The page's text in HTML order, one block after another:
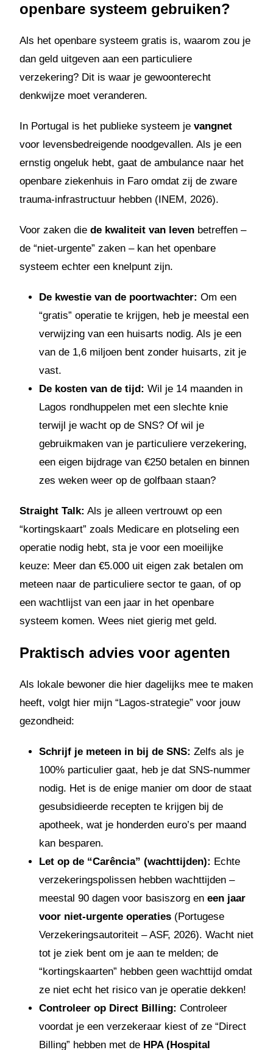
openbare systeem gebruiken?
Als het openbare systeem gratis is, waarom zou je
dan geld uitgeven aan een particuliere
verzekering? Dit is waar je gewoonterecht
denkwijze moet veranderen.
In Portugal is het publieke systeem je vangnet
voor levensbedreigende noodgevallen. Als je een
ernstig ongeluk hebt, gaat de ambulance naar het
openbare ziekenhuis in Faro omdat zij de zware
trauma-infrastructuur hebben (INEM, 2026).
Voor zaken die de kwaliteit van leven betreffen –
de “niet-urgente” zaken – kan het openbare
systeem echter een knelpunt zijn.
De kwestie van de poortwachter: Om een
“gratis” operatie te krijgen, heb je meestal een
verwijzing van een huisarts nodig. Als je een
van de 1,6 miljoen bent zonder huisarts, zit je
vast.
De kosten van de tijd: Wil je 14 maanden in
Lagos rondhuppelen met een slechte knie
terwijl je wacht op de SNS? Of wil je
gebruikmaken van je particuliere verzekering,
een eigen bijdrage van €250 betalen en binnen
zes weken weer op de golfbaan staan?
Straight Talk: Als je alleen vertrouwt op een
“kortingskaart” zoals Medicare en plotseling een
operatie nodig hebt, sta je voor een moeilijke
keuze: Meer dan €5.000 uit eigen zak betalen om
meteen naar de particuliere sector te gaan, of op
een wachtlijst van een jaar in het openbare
systeem komen. Wees niet gierig met geld.
Praktisch advies voor agenten
Als lokale bewoner die hier dagelijks mee te maken
heeft, volgt hier mijn “Lagos-strategie” voor jouw
gezondheid:
Schrijf je meteen in bij de SNS: Zelfs als je
100% particulier gaat, heb je dat SNS-nummer
nodig. Het is de enige manier om door de staat
gesubsidieerde recepten te krijgen bij de
apotheek, wat je honderden euro’s per maand
kan besparen.
Let op de “Carência” (wachttijden): Echte
verzekeringspolissen hebben wachttijden –
meestal 90 dagen voor basiszorg en een jaar
voor niet-urgente operaties (Portugese
Verzekeringsautoriteit – ASF, 2026). Wacht niet
tot je ziek bent om je aan te melden; de
“kortingskaarten” hebben geen wachttijd omdat
ze niet echt het risico van je operatie dekken!
Controleer op Direct Billing: Controleer
voordat je een verzekeraar kiest of ze “Direct
Billing” hebben met de HPA (Hospital